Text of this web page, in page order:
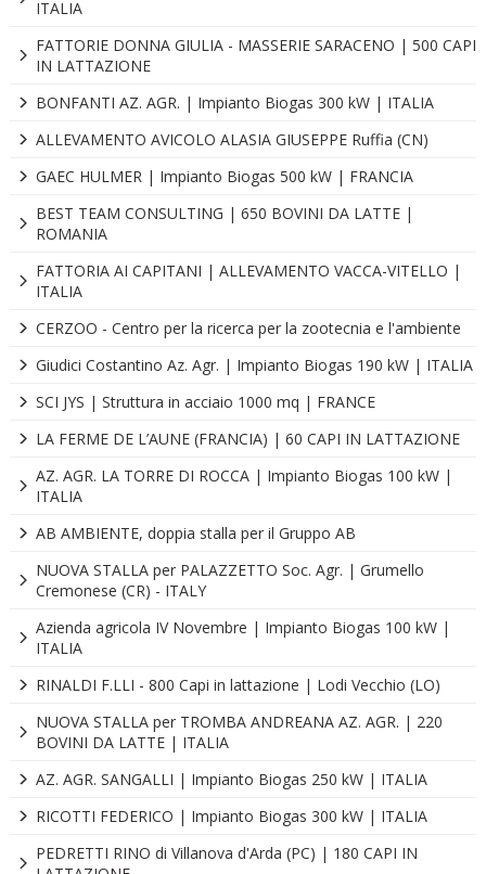
ITALIA
FATTORIE DONNA GIULIA - MASSERIE SARACENO | 500 CAPI
IN LATTAZIONE
BONFANTI AZ. AGR. | Impianto Biogas 300 kW | ITALIA
ALLEVAMENTO AVICOLO ALASIA GIUSEPPE Ruffia (CN)
GAEC HULMER | Impianto Biogas 500 kW | FRANCIA
BEST TEAM CONSULTING | 650 BOVINI DA LATTE |
ROMANIA
FATTORIA AI CAPITANI | ALLEVAMENTO VACCA-VITELLO |
ITALIA
CERZOO - Centro per la ricerca per la zootecnia e l'ambiente
Giudici Costantino Az. Agr. | Impianto Biogas 190 kW | ITALIA
SCI JYS | Struttura in acciaio 1000 mq | FRANCE
LA FERME DE L’AUNE (FRANCIA) | 60 CAPI IN LATTAZIONE
AZ. AGR. LA TORRE DI ROCCA | Impianto Biogas 100 kW |
ITALIA
AB AMBIENTE, doppia stalla per il Gruppo AB
NUOVA STALLA per PALAZZETTO Soc. Agr. | Grumello
Cremonese (CR) - ITALY
Azienda agricola IV Novembre | Impianto Biogas 100 kW |
ITALIA
RINALDI F.LLI - 800 Capi in lattazione | Lodi Vecchio (LO)
NUOVA STALLA per TROMBA ANDREANA AZ. AGR. | 220
BOVINI DA LATTE | ITALIA
AZ. AGR. SANGALLI | Impianto Biogas 250 kW | ITALIA
RICOTTI FEDERICO | Impianto Biogas 300 kW | ITALIA
PEDRETTI RINO di Villanova d'Arda (PC) | 180 CAPI IN